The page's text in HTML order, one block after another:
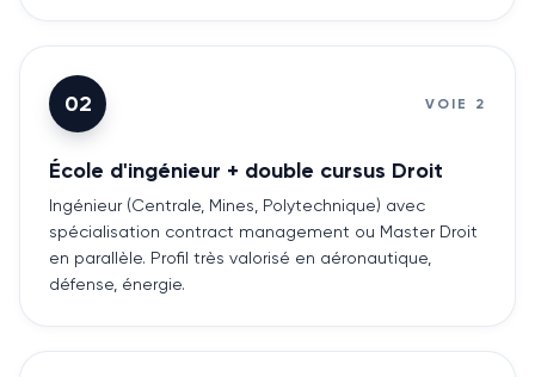
02 VOIE 2
École d'ingénieur + double cursus Droit
Ingénieur (Centrale, Mines, Polytechnique) avec
spécialisation contract management ou Master Droit
en parallèle. Profil très valorisé en aéronautique,
défense, énergie.